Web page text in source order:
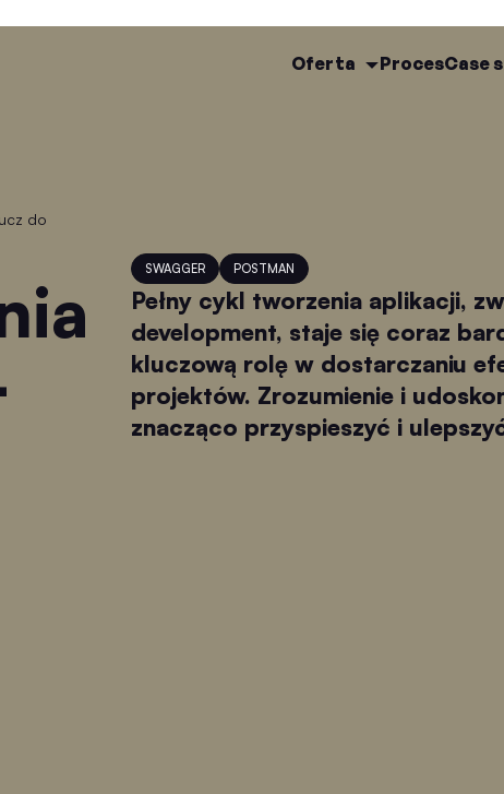
Oferta ProcesCase
SWAGGER POSTMAN
Pełny cykl tworzenia aplikacji,
development, staje się coraz
kluczową rolę w dostarczaniu
projektów. Zrozumienie i
znacząco przyspieszyć i